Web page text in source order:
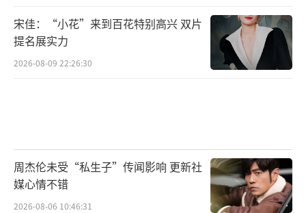
网易云音乐作为中国领先的在线音乐平台,
也是最受年轻用户喜爱的音乐平台,其独有的音
云音乐也在挖掘和探索更多优质的活动,持续更
深层次地建立与用户的联结。多维度的联动,让
用户通过社区,与音乐人、粉丝群体之间建立的
宋佳：“小花”来到百花特别高兴 双片
提名展实力
2026-08-09 22:26:30
周杰伦未受“私生子”传闻影响 更新社
媒心情不错
2026-08-06 10:46:31